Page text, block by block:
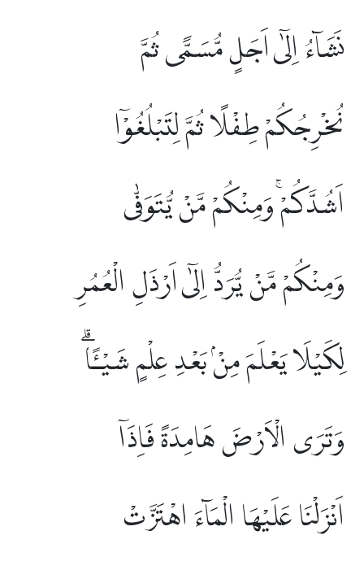
نَشَاۤءُ اِلٰٓى اَجَلٍ مُّسَمًّى ثُمَّ
نُخْرِجُكُمْ طِفْلًا ثُمَّ لِتَبْلُغُوْٓا
اَشُدَّكُمْۚ وَمِنْكُمْ مَّنْ يُّتَوَفّٰى
وَمِنْكُمْ مَّنْ يُّرَدُّ اِلٰٓى اَرْذَلِ الْعُمُرِ
لِكَيْلَا يَعْلَمَ مِنْۢ بَعْدِ عِلْمٍ شَيْـًٔاۗ
وَتَرَى الْاَرْضَ هَامِدَةً فَاِذَآ
اَنْزَلْنَا عَلَيْهَا الْمَاۤءَ اهْتَزَّتْ